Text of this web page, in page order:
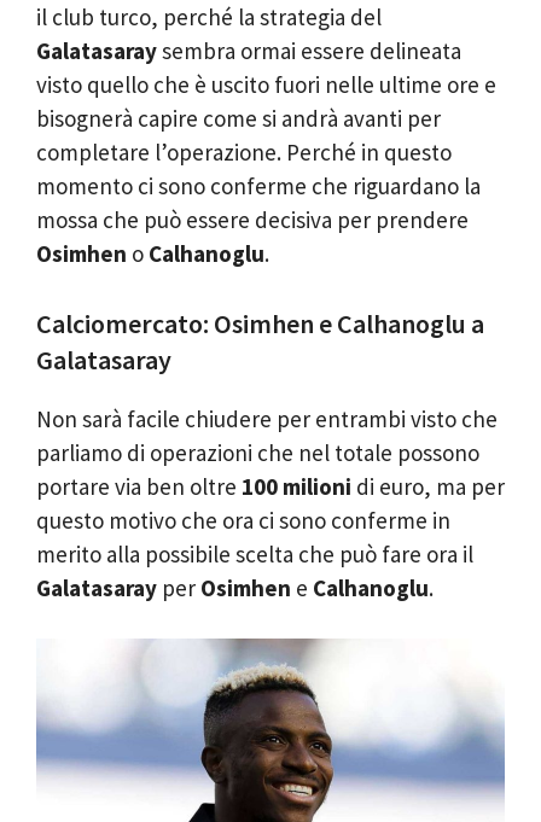
il club turco, perché la strategia del
Galatasaraysembra ormai essere delineata
visto quello che è uscito fuori nelle ultime ore e
bisognerà capire come si andrà avanti per
completare l’operazione. Perché in questo
momento ci sono conferme che riguardano la
mossa che può essere decisiva per prendere
Osimhen o Calhanoglu.
Calciomercato: Osimhen e Calhanoglu a
Galatasaray
Non sarà facile chiudere per entrambi visto che
parliamo di operazioni che nel totale possono
portare via ben oltre 100 milioni di euro, ma per
questo motivo che ora ci sono conferme in
merito alla possibile scelta che può fare ora il
Galatasaray per Osimhen e Calhanoglu.